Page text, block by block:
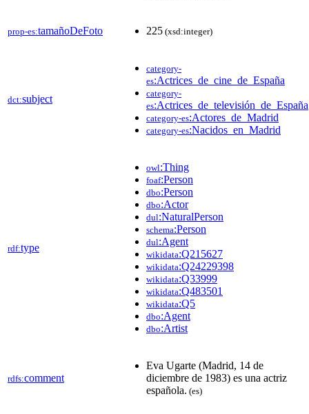
prop-es:tamañoDeFoto 225 (xsd:integer)
dct:subject
category-
es:Actrices_de_cine_de_España
category-
es:Actrices_de_televisión_de_España
category-es:Actores_de_Madrid
category-es:Nacidos_en_Madrid
rdf:type
owl:Thing
foaf:Person
dbo:Person
dbo:Actor
dul:NaturalPerson
schema:Person
dul:Agent
wikidata:Q215627
wikidata:Q24229398
wikidata:Q33999
wikidata:Q483501
wikidata:Q5
dbo:Agent
dbo:Artist
rdfs:comment
Eva Ugarte (Madrid, 14 de
diciembre de 1983) es una actriz
española. (es)